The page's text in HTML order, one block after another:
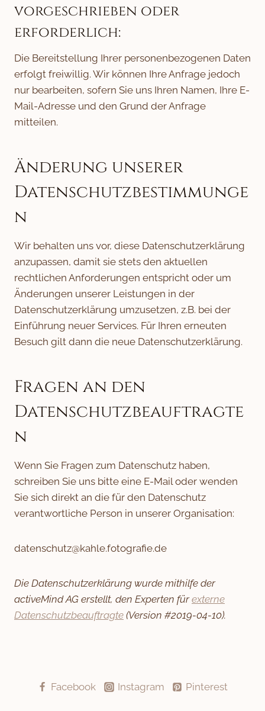
vorgeschrieben oder
erforderlich:
Die Bereitstellung Ihrer personenbezogenen Daten
erfolgt freiwillig. Wir können Ihre Anfrage jedoch
nur bearbeiten, sofern Sie uns Ihren Namen, Ihre E-
Mail-Adresse und den Grund der Anfrage
mitteilen.
Änderung unserer
Datenschutzbestimmunge
n
Wir behalten uns vor, diese Datenschutzerklärung
anzupassen, damit sie stets den aktuellen
rechtlichen Anforderungen entspricht oder um
Änderungen unserer Leistungen in der
Datenschutzerklärung umzusetzen, z.B. bei der
Einführung neuer Services. Für Ihren erneuten
Besuch gilt dann die neue Datenschutzerklärung.
Fragen an den
Datenschutzbeauftragte
n
Wenn Sie Fragen zum Datenschutz haben,
schreiben Sie uns bitte eine E-Mail oder wenden
Sie sich direkt an die für den Datenschutz
verantwortliche Person in unserer Organisation:
datenschutz@kahle.fotografie.de
Die Datenschutzerklärung wurde mithilfe der
activeMind AG erstellt, den Experten fürexterne
Datenschutzbeauftragte (Version #2019-04-10).
Facebook Instagram Pinterest